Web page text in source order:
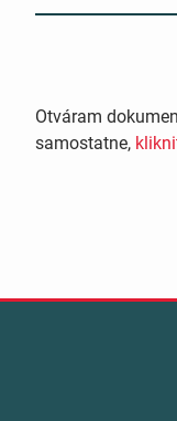
Otváram
samostatne,